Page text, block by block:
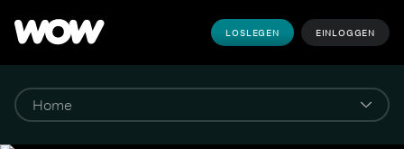
LOSLEGEN EINLOGGEN